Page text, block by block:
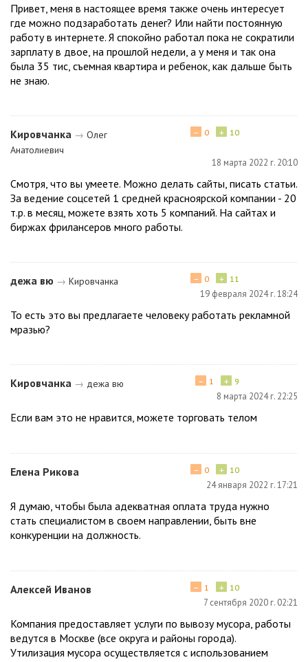
Привет, меня в настоящее время также очень интересует
где можно подзаработать денег? Или найти постоянную
работу в интернете. Я спокойно работал пока не сократили
зарплату в двое, на прошлой недели, а у меня и так она
была 35 тис, съемная квартира и ребенок, как дальше быть
не знаю.
Кировчанка → Олег
Анатолиевич
+ 10
− 0
18 марта 2022 г. 20:10
Смотря, что вы умеете. Можно делать сайты, писать статьи.
За ведение соцсетей 1 средней красноярской компании - 20
т.р. в месяц, можете взять хоть 5 компаний. На сайтах и
биржах фрилансеров много работы.
дежа вю → Кировчанка + 11
− 0
19 февраля 2024 г. 18:24
То есть это вы предлагаете человеку работать рекламной
мpазью?
Кировчанка → дежа вю + 9
− 1
8 марта 2024 г. 22:25
Если вам это не нравится, можете торговать телом
Елена Рикова + 10
− 0
24 января 2022 г. 17:21
Я думаю, чтобы была адекватная оплата труда нужно
стать специалистом в своем направлении, быть вне
конкуренции на должность.
Алексей Иванов + 10
− 1
7 сентября 2020 г. 02:21
Компания предоставляет услуги по вывозу мусора, работы
ведутся в Москве (все округа и районы города).
Утилизация мусора осуществляется с использованием